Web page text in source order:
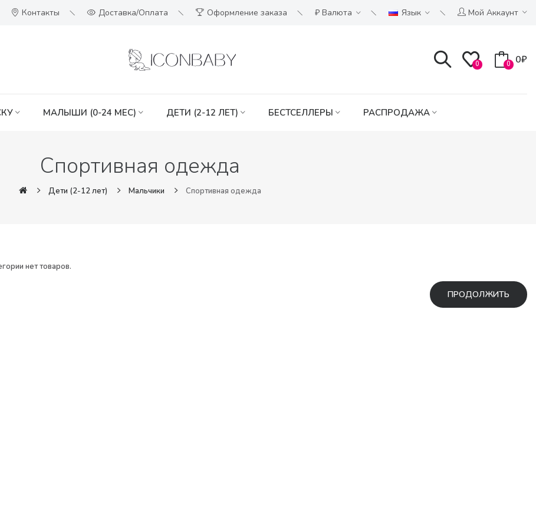
Контакты Доставка/Оплата Оформление заказа ₽ Валюта Язык Мой Аккаунт
0 0 0₽
МАЛЫШИ (0-24 МЕС) ДЕТИ (2-12 ЛЕТ) БЕСТСЕЛЛЕРЫ РАСПРОДАЖА
Спортивная одежда
Дети (2-12 лет) Мальчики Спортивная одежда
нет товаров.
ПРОДОЛЖИТЬ